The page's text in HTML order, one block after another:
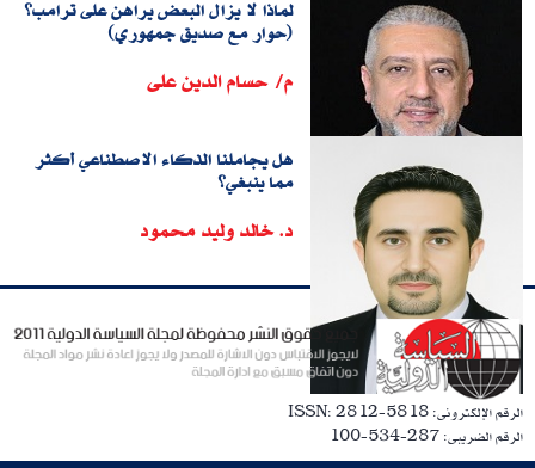
لماذا لا يزال البعض يراهن على ترامب؟
(حوار مع صديق جمهوري)
م/ حسام الدين على
هل يجاملنا الذكاء الاصطناعي أكثر
مما ينبغي؟
د. خالد وليد محمود
الرقم الإلكترونى: ISSN: 2812-5818
الرقم الضريبى: 287-534-100